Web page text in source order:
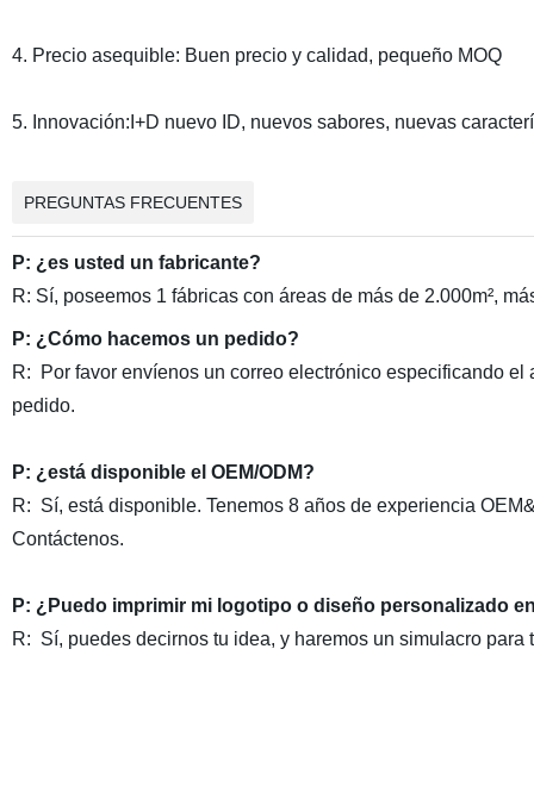
4. Precio asequible: Buen precio y calidad, pequeño MOQ
5. Innovación:I+D nuevo ID, nuevos sabores, nuevas
PREGUNTAS FRECUENTES
P: ¿es usted un fabricante?
R: Sí, poseemos 1 fábricas con áreas de más de 2.000m²,
P: ¿Cómo hacemos un pedido?
R:
Por favor envíenos un correo electrónico especificando
pedido.
P: ¿está disponible el OEM/ODM?
R: Sí, está disponible. Tenemos 8 años de experiencia
Contáctenos.
P: ¿Puedo imprimir mi logotipo o diseño personalizado
R: Sí, puedes decirnos tu idea, y haremos un simulacro para